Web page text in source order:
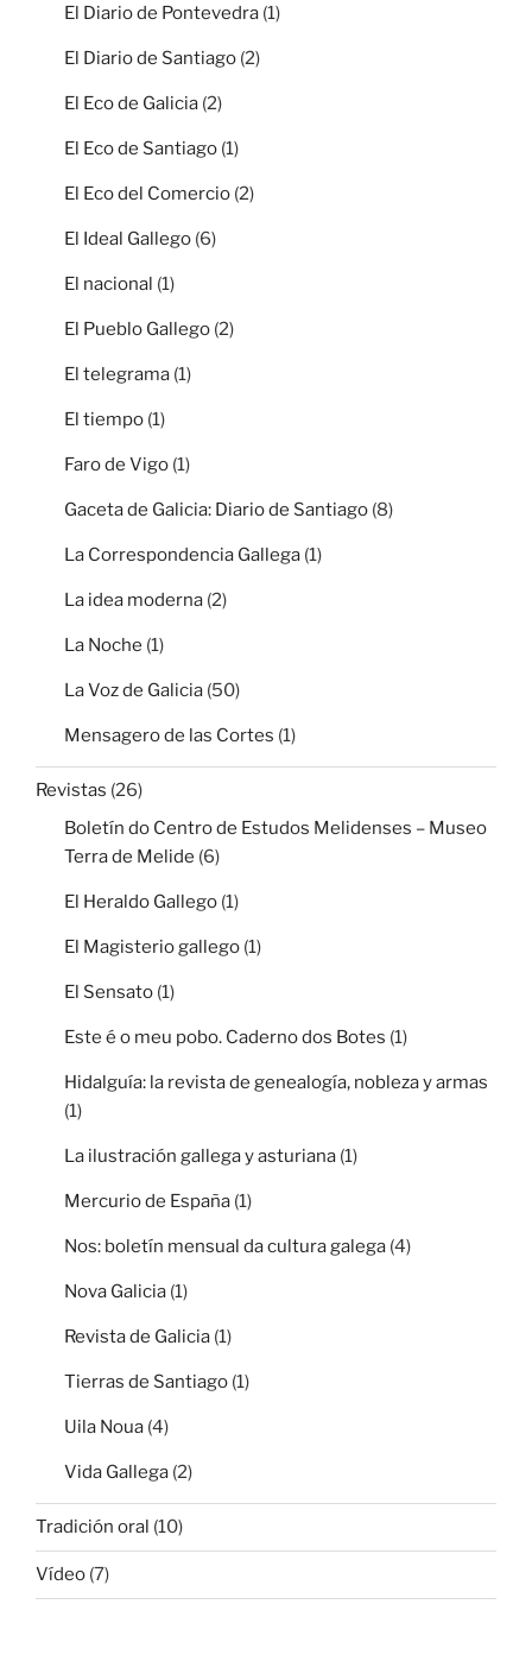
El Diario de Pontevedra (1)
El Diario de Santiago (2)
El Eco de Galicia (2)
El Eco de Santiago (1)
El Eco del Comercio (2)
El Ideal Gallego (6)
El nacional (1)
El Pueblo Gallego (2)
El telegrama (1)
El tiempo (1)
Faro de Vigo (1)
Gaceta de Galicia: Diario de Santiago (8)
La Correspondencia Gallega (1)
La idea moderna (2)
La Noche (1)
La Voz de Galicia (50)
Mensagero de las Cortes (1)
Revistas (26)
Boletín do Centro de Estudos Melidenses – Museo
Terra de Melide (6)
El Heraldo Gallego (1)
El Magisterio gallego (1)
El Sensato (1)
Este é o meu pobo. Caderno dos Botes (1)
Hidalguía: la revista de genealogía, nobleza y armas
(1)
La ilustración gallega y asturiana (1)
Mercurio de España (1)
Nos: boletín mensual da cultura galega (4)
Nova Galicia (1)
Revista de Galicia (1)
Tierras de Santiago (1)
Uila Noua (4)
Vida Gallega (2)
Tradición oral (10)
Vídeo (7)